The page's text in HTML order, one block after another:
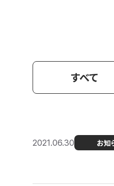
すべて
2021.06.30 お知